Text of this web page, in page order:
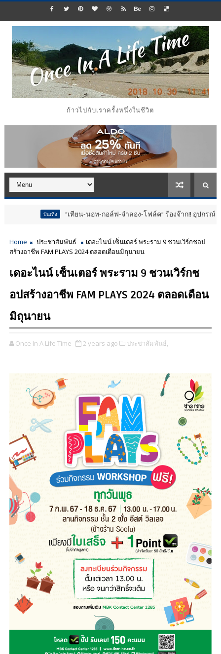
ก้าวไปกับเราครั้งหนึ่งในชีวิต
“เทียน-นอท-กอล์ฟ-จำลอง-โฟล์ค” ร้องจ๊าก!! อุปกรณ์ม่วนจอยงา
Home ประชาสัมพันธ์
เดอะไนน์ เซ็นเตอร์ พระราม 9 ชวนเวิร์กชอป
สร้างอาชีพ FAM PLAYS 2024 ตลอดเดือนมิถุนายน
เดอะไนน์ เซ็นเตอร์ พระราม 9 ชวนเวิร์กช
อปสร้างอาชีพ FAM PLAYS 2024 ตลอดเดือน
มิถุนายน
Once In A Life Time 2 years ago ประชาสัมพันธ์,